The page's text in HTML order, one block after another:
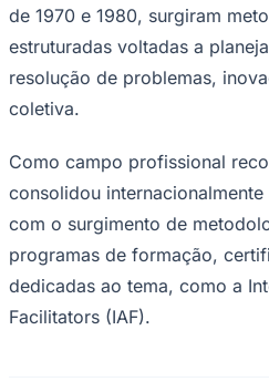
Corinthians
de 1970 e 1980, surgiram
estruturadas voltadas a
resolução de problemas,
coletiva.
Como campo profissional
consolidou
com o surgimento de
programas de formação,
dedicadas ao tema, como a
Facilitators (IAF).